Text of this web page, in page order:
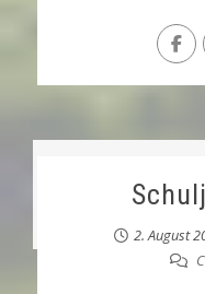
2. August